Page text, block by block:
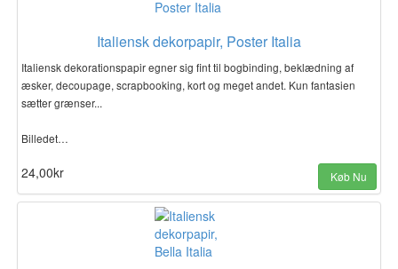
Italiensk dekorpapir, Poster Italia
Italiensk dekorationspapir egner sig fint til bogbinding, beklædning af
æsker, decoupage, scrapbooking, kort og meget andet. Kun fantasien
sætter grænser...
Billedet…
24,00kr Køb Nu